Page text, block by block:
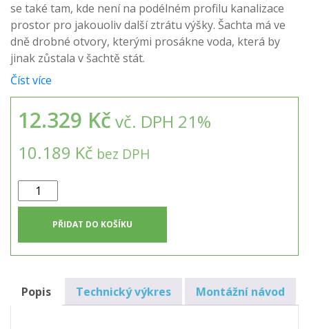
se také tam, kde není na podélném profilu kanalizace
prostor pro jakouoliv další ztrátu výšky. Šachta má ve
dně drobné otvory, kterými prosákne voda, která by
jinak zůstala v šachtě stát.
Číst více
12.329 Kč vč. DPH 21%
10.189 Kč bez DPH
Filtrační
šachta
košem
PŘIDAT DO KOŠÍKU
Popis Technický výkres Montážní návod